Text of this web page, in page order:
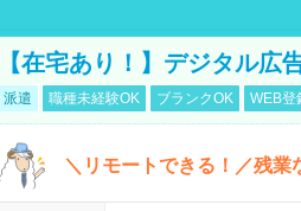
【在宅あり！】デジタル広
派遣 職種未経験OK ブランクOK WEB登
＼リモートできる！／残業